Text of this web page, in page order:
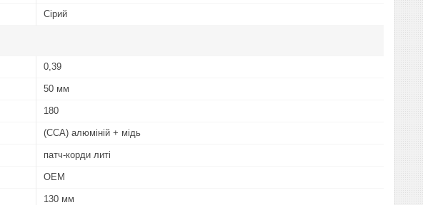
Сірий
0,39
50 мм
180
(CCA) алюміній + мідь
патч-корди литі
ОЕМ
130 мм